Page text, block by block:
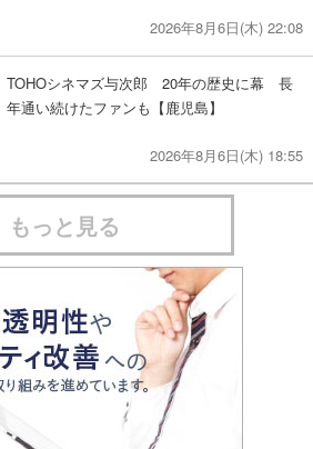
2026年8月6日(木) 22:08
TOHOシネマズ与次郎 20年の歴史に幕 長
年通い続けたファンも【鹿児島】
2026年8月6日(木) 18:55
もっと見る